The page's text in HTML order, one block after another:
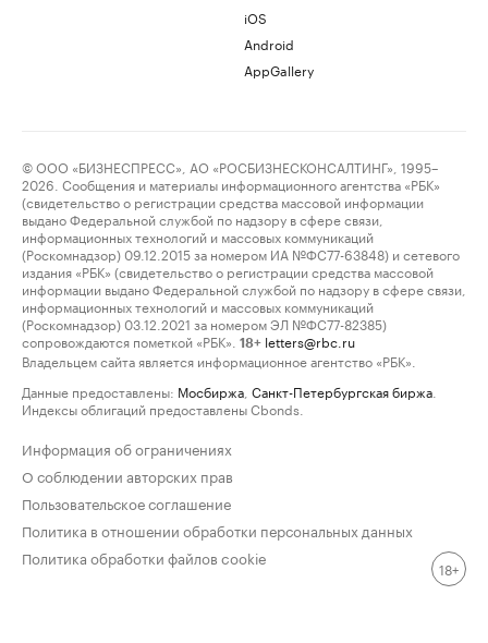
iOS
Android
AppGallery
© ООО «БИЗНЕСПРЕСС», АО «РОСБИЗНЕСКОНСАЛТИНГ», 1995–
2026. Сообщения и материалы информационного агентства «РБК»
(свидетельство о регистрации средства массовой информации
выдано Федеральной службой по надзору в сфере связи,
информационных технологий и массовых коммуникаций
(Роскомнадзор) 09.12.2015 за номером ИА №ФС77-63848) и сетевого
издания «РБК» (свидетельство о регистрации средства массовой
информации выдано Федеральной службой по надзору в сфере связи,
информационных технологий и массовых коммуникаций
(Роскомнадзор) 03.12.2021 за номером ЭЛ №ФС77-82385)
сопровождаются пометкой «РБК».
18+ letters@rbc.ru
Владельцем сайта является информационное агентство «РБК».
Данные предоставлены: Мосбиржа Санкт-Петербургская биржа
Индексы облигаций предоставлены Cbonds.
Информация об ограничениях
О соблюдении авторских прав
Пользовательское соглашение
Политика в отношении обработки персональных данных
Политика обработки файлов cookie
18+